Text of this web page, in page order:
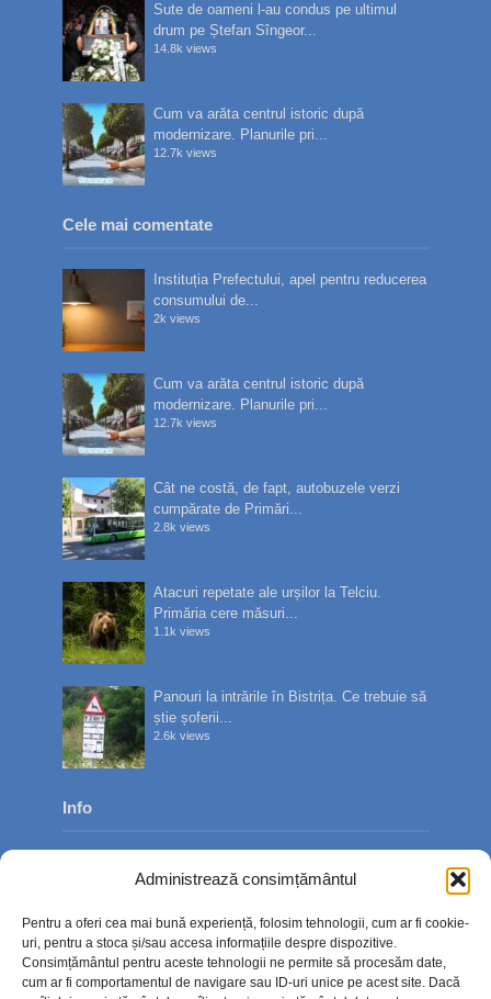
Administrează consimțământul
Pentru a oferi cea mai bună experiență, folosim tehnologii, cum ar fi cookie-
uri, pentru a stoca și/sau accesa informațiile despre dispozitive.
Consimțământul pentru aceste tehnologii ne permite să procesăm date,
cum ar fi comportamentul de navigare sau ID-uri unice pe acest site. Dacă
Sute de oameni l-au condus pe ultimul
drum pe Ștefan Sîngeor...
14.8k views
Cum va arăta centrul istoric după
modernizare. Planurile pri...
12.7k views
Cele mai comentate
Instituția Prefectului, apel pentru reducerea
consumului de...
2k views
Cum va arăta centrul istoric după
modernizare. Planurile pri...
12.7k views
Cât ne costă, de fapt, autobuzele verzi
cumpărate de Primări...
2.8k views
Atacuri repetate ale urșilor la Telciu.
Primăria cere măsuri...
1.1k views
Panouri la intrările în Bistrița. Ce trebuie să
știe șoferii...
2.6k views
Info
Contact
Politica de confidențialitate